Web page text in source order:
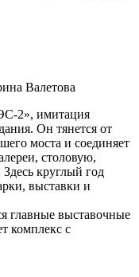
Валетова
2», имитация
Он тянется от
моста и соединяет
столовую,
круглый год
выставки и
главные выставочные
комплекс с